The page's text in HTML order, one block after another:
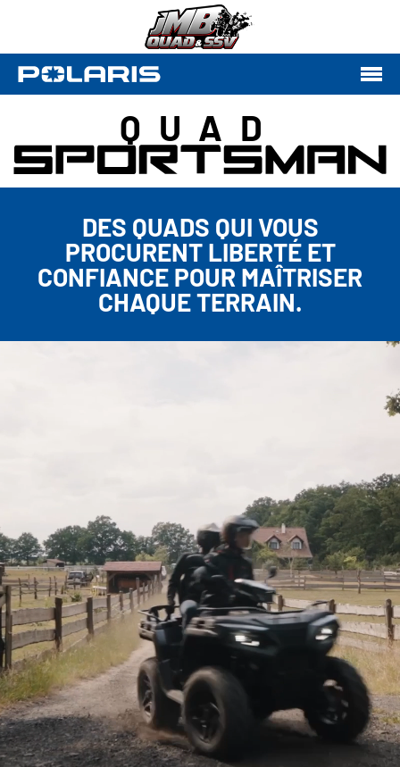
QUAD
DES QUADS QUI VOUS
PROCURENT LIBERTÉ ET
CONFIANCE POUR MAÎTRISER
CHAQUE TERRAIN.